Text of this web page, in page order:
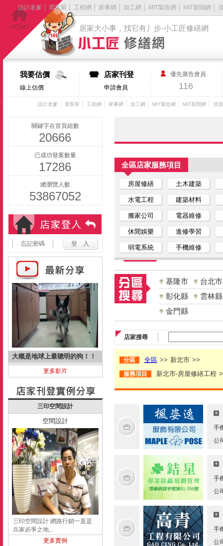
居家大小事，找它有丿步-小工匠修繕網
設計老爹 窩客幫 工程網 家事網 加工網 MIT製造網 MIT新聞網
我要估價
線上估價
店家刊登
申請會員
優先廣告會員
116
設計老爹 窩客幫 工程網 家事網 加工網 MIT製造網 MIT新聞網 清
關鍵字在首頁組數
20666
已成功發案數量
17286
總瀏覽人數
53867052
忘記密碼
大概是地球上最聰明的狗！！
更多影片
三印空間設計
空間設計
三印空間設計 網路行銷一直是
兵家必爭之地...
更多實例
全區店家服務項目
房屋修繕 土木建築
水電工程 建築材料
搬家公司 電器維修
休閒娛樂 進修學習
弱電系統 手機維修
基隆市
台北市
彰化縣
雲林縣
金門縣
店家搜尋
分區 全區 >> 新北市 >>
服務項目 新北市-房屋修繕工程
手
公
手
公
手
公